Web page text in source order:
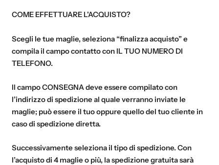
COME EFFETTUARE L'ACQUISTO?
Scegli le tue maglie, seleziona “finalizza acquisto” e
compila il campo contatto con IL TUO NUMERO DI
TELEFONO.
Il campoCONSEGNA deve essere compilato con
l’indirizzo di spedizione al quale verranno inviate le
maglie; può essere il tuo oppure quello del tuo cliente in
caso di spedizione diretta.
Successivamente seleziona il tipo di spedizione. Con
l’acquisto di 4 maglie o più, la spedizione gratuita sarà